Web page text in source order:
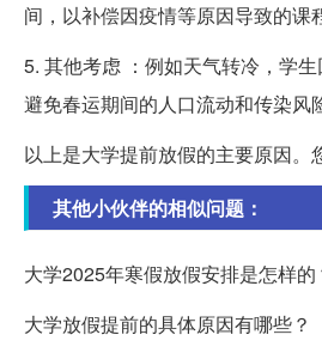
间，以补偿因疫情等原因导致的课
5. 其他考虑 ：例如天气转冷，学
避免春运期间的人口流动和传染风
以上是大学提前放假的主要原因。
其他小伙伴的相似问题：
大学2025年寒假放假安排是怎样的
大学放假提前的具体原因有哪些？